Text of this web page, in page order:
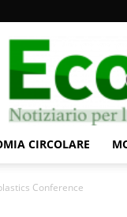
CIRCOLARE
Conference